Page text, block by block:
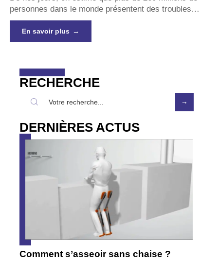
personnes dans le monde présentent des troubles…
En savoir plus
RECHERCHE
DERNIÈRES ACTUS
Comment s’asseoir sans chaise ?